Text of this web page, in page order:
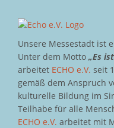
Unsere Messestadt ist
Unter dem Motto „Es
arbeitet ECHO e.V. seit
gemäß dem Anspruch
kulturelle Bildung im
Teilhabe für alle
ECHO e.V. arbeitet mit